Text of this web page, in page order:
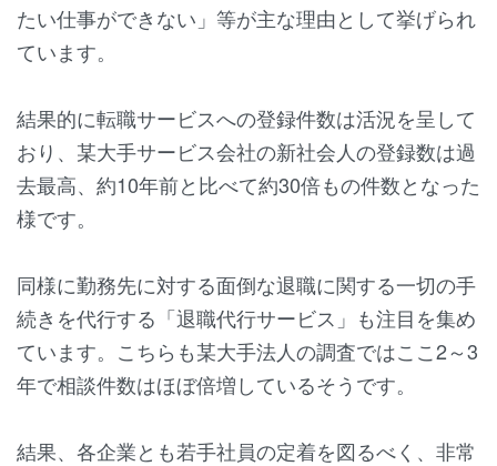
たい仕事ができない」等が主な理由として挙げられ
ています。
結果的に転職サービスへの登録件数は活況を呈して
おり、某大手サービス会社の新社会人の登録数は過
去最高、約10年前と比べて約30倍もの件数となった
様です。
同様に勤務先に対する面倒な退職に関する一切の手
続きを代行する「退職代行サービス」も注目を集め
ています。こちらも某大手法人の調査ではここ2～3
年で相談件数はほぼ倍増しているそうです。
結果、各企業とも若手社員の定着を図るべく、非常